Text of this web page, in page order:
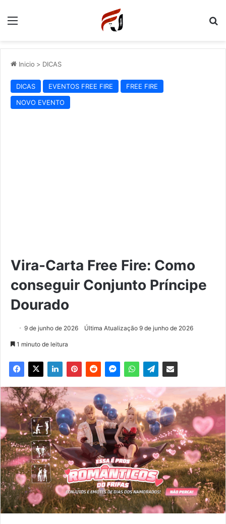
Menu
Inicio > DICAS
DICAS EVENTOS FREE FIRE
FREE FIRE
NOVO EVENTO
Vira-Carta Free Fire: Como
conseguir Conjunto Príncipe
Dourado
9 de junho de 2026 Última Atualização 9 de junho de 2026
1 minuto de leitura